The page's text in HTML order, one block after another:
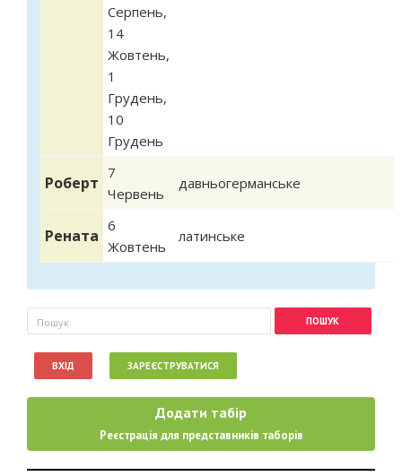
Серпень,
14
Жовтень,
1
Грудень,
10
Грудень
Роберт
7
Червень
давньогерманське
Рената
6
Жовтень
латинське
Пошукова форма
Пошук
ВХІД ЗАРЕЄСТРУВАТИСЯ
Додати табір
Реєстрація для представників таборів